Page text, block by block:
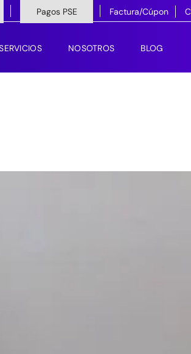
Pagos PSE Factura/Cúpon
NOSOTROS BLOG